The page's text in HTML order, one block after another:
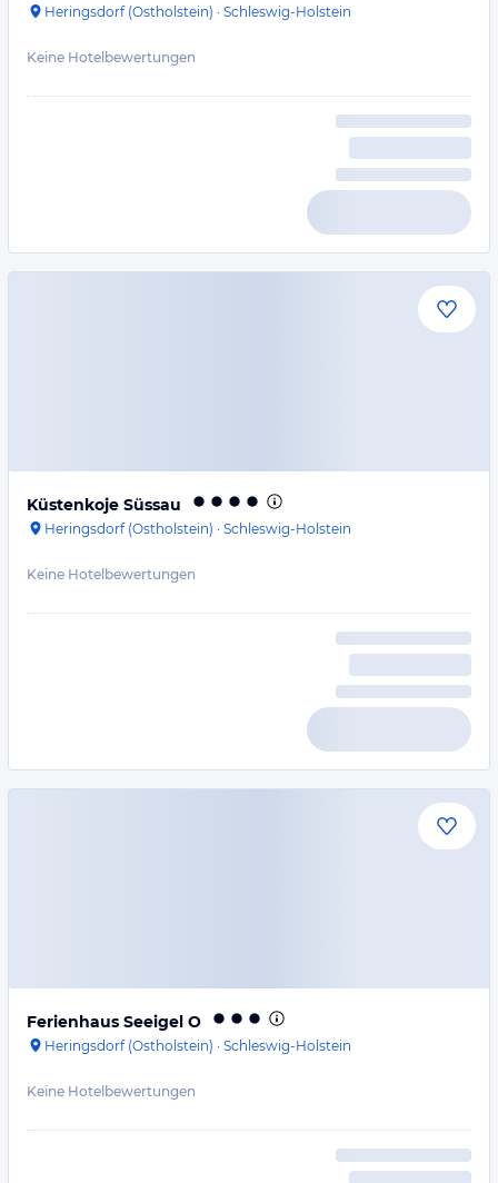
Heringsdorf (Ostholstein) · Schleswig-Holstein
Keine Hotelbewertungen
Küstenkoje Süssau
Heringsdorf (Ostholstein) · Schleswig-Holstein
Keine Hotelbewertungen
Ferienhaus Seeigel O
Heringsdorf (Ostholstein) · Schleswig-Holstein
Keine Hotelbewertungen